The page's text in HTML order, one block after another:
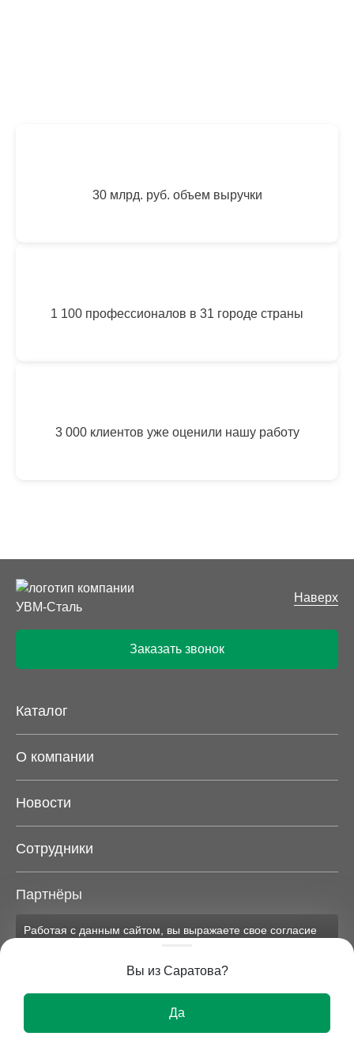
30 млрд. руб. объем выручки
1 100 профессионалов в 31 городе страны
3 000 клиентов уже оценили нашу работу
Наверх
Заказать звонок
Каталог
О компании
Новости
Сотрудники
Партнёры
Карта сайта
исключительно информационный характер и ни при
каких условиях не является публичной офертой.
Вы из Саратова?
Да
Работая с данным сайтом, вы выражаете свое согласие
данных на условиях, изложенных в
соответствующих